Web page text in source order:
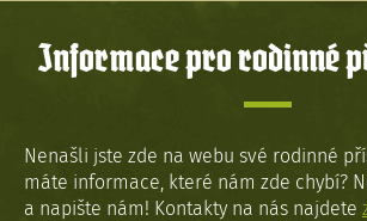
Informace pro rodinné
Nenašli jste zde na webu své rodinné
máte informace, které nám zde chybí?
a napište nám! Kontakty na nás najdete